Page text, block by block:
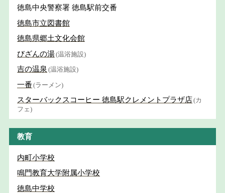
徳島中央警察署 徳島駅前交番
徳島市立図書館
徳島県郷土文化会館
びざんの湯(温浴施設)
吉の温泉 (温浴施設)
一番 (ラーメン)
スターバックスコーヒー 徳島駅クレメントプラザ店(カ
フェ)
教育
内町小学校
鳴門教育大学附属小学校
徳島中学校